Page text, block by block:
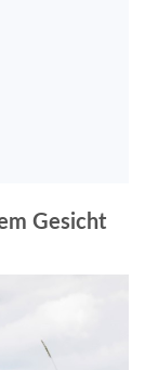
Gesicht